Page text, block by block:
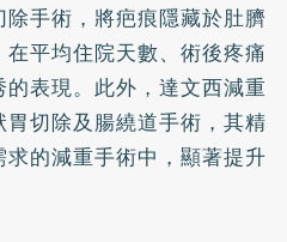
手術，將疤痕隱藏於肚臍
平均住院天數、術後疼痛
表現。此外，達文西減重
切除及腸繞道手術，其精
的減重手術中，顯著提升